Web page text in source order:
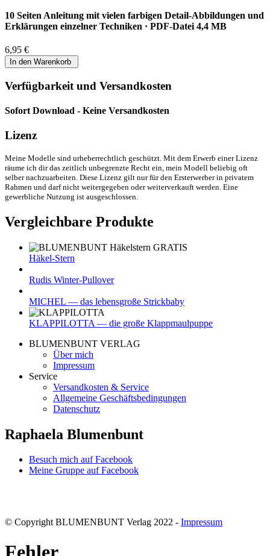
10 Seiten Anleitung mit vielen farbigen Detail-Abbildungen und
Erklärungen einzelner Techniken · PDF-Datei 4,4 MB
6,95 €
Verfügbarkeit und Versandkosten
Sofort Download - Keine Versandkosten
Lizenz
Meine Modelle sind urheberrechtlich geschützt. Mit dem Erwerb einer Lizenz
räume ich dir das zeitlich unbegrenzte Recht ein, mein Modell beliebig oft
selber nachzuarbeiten. Diese Lizenz gilt nur für den Ersterwerber in privatem
Rahmen und darf nicht weitergegeben oder weiterverkauft werden. Eine
gewerbliche Nutzung ist ausgeschlossen.
Vergleichbare Produkte
Häkel-Stern
Rudis Winter-Pullover
MICHEL — das lebensgroße Strickbaby
KLAPPILOTTA — die große Klappmaulpuppe
BLUMENBUNT VERLAG
Über mich
Impressum
Service
Versandkosten & Service
Allgemeine Geschäftsbedingungen
Datenschutz
Raphaela Blumenbunt
Besuch mich auf Facebook
Meine Gruppe auf Facebook
© Copyright BLUMENBUNT Verlag 2022 - Impressum